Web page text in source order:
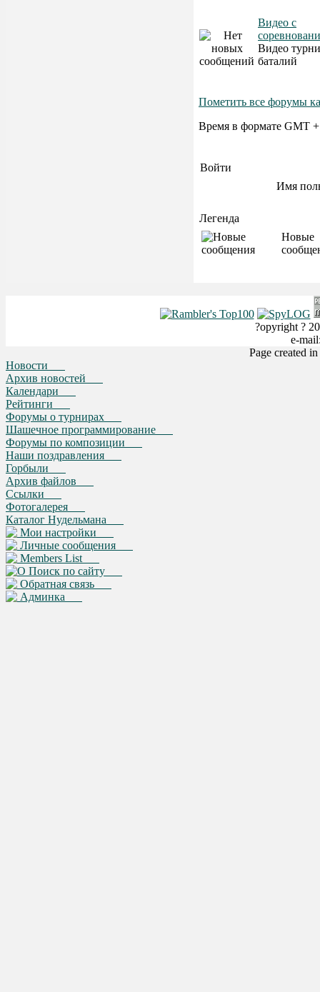
Видео с
Видео
баталий
Пометить все форумы
Время в формате GMT
Войти
Имя
Легенда
Новые
?opyright ?
e-
Page created
Новости
Архив новостей
Календари
Рейтинги
Форумы о турнирах
Шашечное программирование
Форумы по композиции
Наши поздравления
Горбыли
Архив файлов
Ссылки
Фотогалерея
Каталог Нудельмана
Мои настройки
Личные сообщения
Members List
Поиск по сайту
Обратная связь
Админка